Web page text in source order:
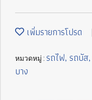
เพิ่มรายการโปรด
หมวดหมู่ : รถไฟ, รถบัส
บาง